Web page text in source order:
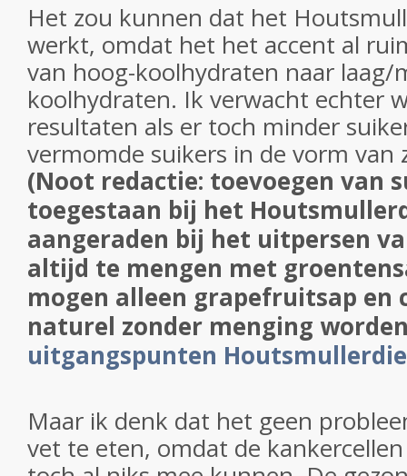
Het zou kunnen dat het
werkt, omdat het het accent al
van hoog-koolhydraten naar laag/
koolhydraten. Ik verwacht echter
resultaten als er toch minder
vermomde suikers in de vorm van
(Noot redactie: toevoegen van
toegestaan bij het
aangeraden bij het uitpersen
altijd te mengen met
mogen alleen grapefruitsap en
naturel zonder menging
uitgangspunten
Maar ik denk dat het geen
vet te eten, omdat de